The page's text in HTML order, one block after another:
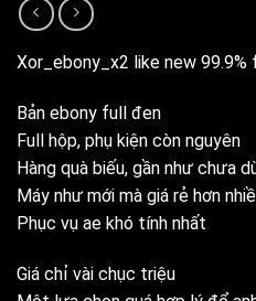
Xor_ebony_x2 like new 99.9%
Bản ebony full đen
Full hộp, phụ kiện còn nguyên
Hàng quà biếu, gần như chưa
Máy như mới mà giá rẻ hơn
Phục vụ ae khó tính nhất
Giá chỉ vài chục triệu